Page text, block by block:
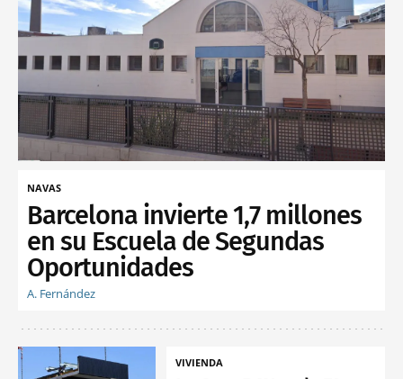
NAVAS
Barcelona invierte 1,7 millones
en su Escuela de Segundas
Oportunidades
A. Fernández
VIVIENDA